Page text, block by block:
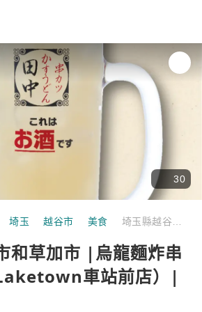
30
埼玉 越谷市 美食
和草加市 |烏龍麵炸串
車站前店）|